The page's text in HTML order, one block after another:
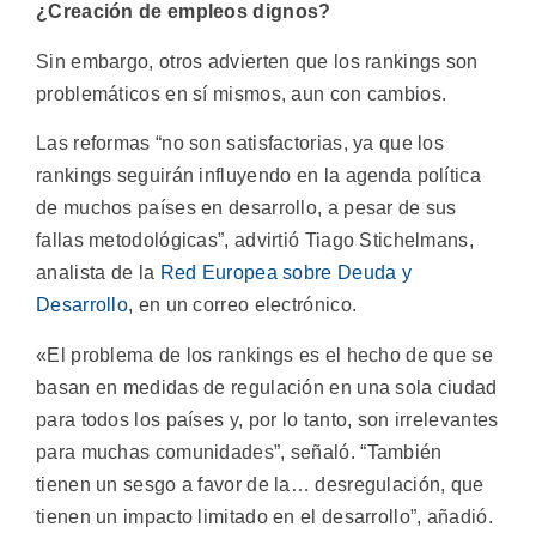
¿Creación de empleos dignos?
Sin embargo, otros advierten que los rankings son
problemáticos en sí mismos, aun con cambios.
Las reformas “no son satisfactorias, ya que los
rankings seguirán influyendo en la agenda política
de muchos países en desarrollo, a pesar de sus
fallas metodológicas”, advirtió Tiago Stichelmans,
analista de la Red Europea sobre Deuda y
Desarrollo, en un correo electrónico.
«El problema de los rankings es el hecho de que se
basan en medidas de regulación en una sola ciudad
para todos los países y, por lo tanto, son irrelevantes
para muchas comunidades”, señaló. “También
tienen un sesgo a favor de la… desregulación, que
tienen un impacto limitado en el desarrollo”, añadió.